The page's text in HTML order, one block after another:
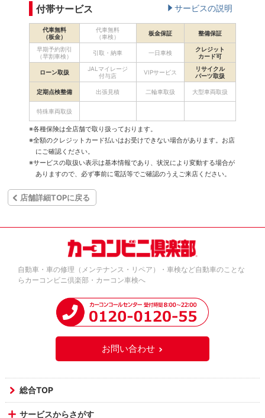
付帯サービス サービスの説明
代車無料
（板金）
代車無料
（車検）
板金保証 整備保証
早期予約割引
（早割車検）
引取・納車 一日車検
クレジット
カード可
ローン取扱
JALマイレージ
付与店
VIPサービス
リサイクル
パーツ取扱
定期点検整備 出張見積 二輪車取扱 大型車両取扱
特殊車両取扱
※各種保険は全店舗で取り扱っております。
※全額のクレジットカード払いはお受けできない場合があります。お店
にご確認ください。
※サービスの取扱い表示は基本情報であり、状況により変動する場合が
ありますので、必ず事前に電話等でご確認のうえご来店ください。
店舗詳細TOPに戻る
自動車・車の修理（メンテナンス・リペア）・車検など自動車のことな
らカーコンビニ倶楽部・カーコン車検へ
お問い合わせ
総合TOP
サービスからさがす